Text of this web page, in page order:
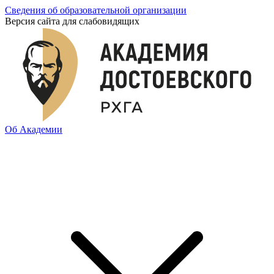
Сведения об образовательной организации
Версия сайта для слабовидящих
Об Академии